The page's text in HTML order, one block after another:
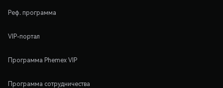
Реф. программа
VIP-портал
Программа Phemex VIP
Программа сотрудничества